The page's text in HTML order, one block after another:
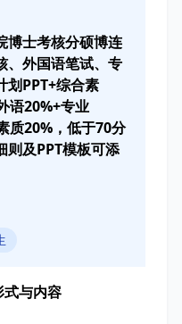
博士考核分硕博连
、外国语笔试、专
划PPT+综合素
语20%+专业
质20%，低于70分
则及PPT模板可添
式与内容